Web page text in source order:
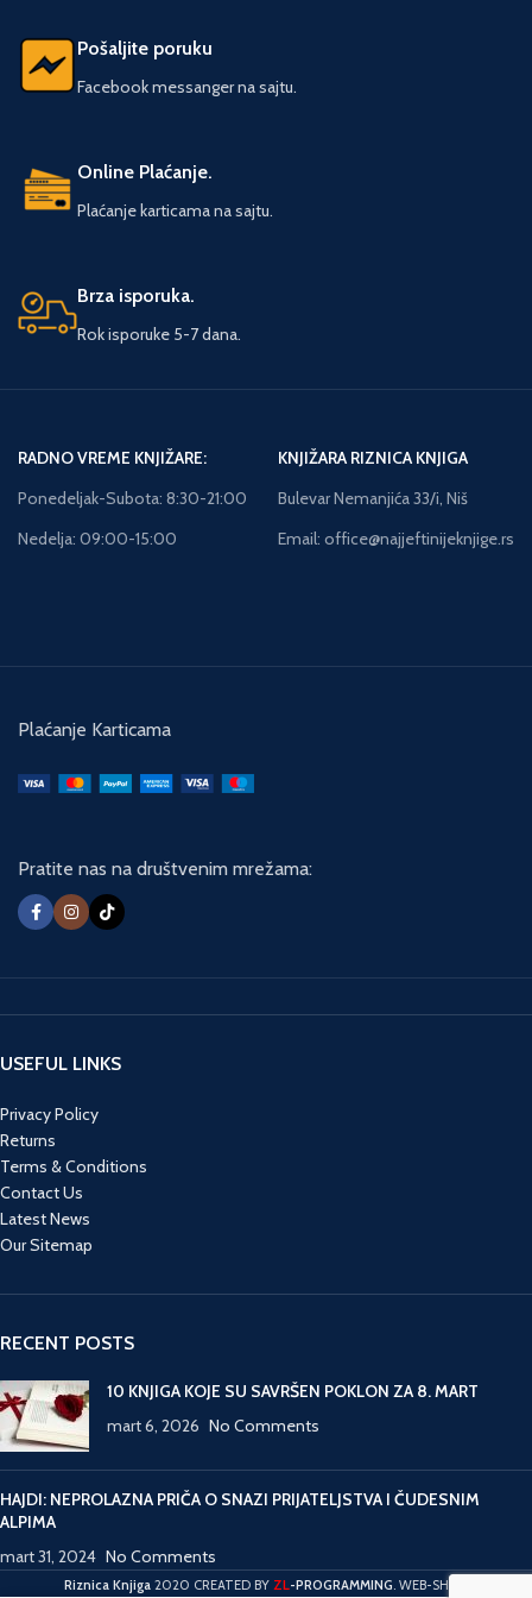
Pošaljite poruku
Facebook messanger na sajtu.
Online Plaćanje.
Plaćanje karticama na sajtu.
Brza isporuka.
Rok isporuke 5-7 dana.
RADNO VREME KNJIŽARE:
Ponedeljak-Subota: 8:30-21:00
Nedelja: 09:00-15:00
KNJIŽARA RIZNICA KNJIGA
Bulevar Nemanjića 33/i, Niš
Email: office@najjeftinijeknjige.rs
Plaćanje Karticama
Pratite nas na društvenim mrežama:
USEFUL LINKS
Privacy Policy
Returns
Terms & Conditions
Contact Us
Latest News
Our Sitemap
RECENT POSTS
10 KNJIGA KOJE SU SAVRŠEN POKLON ZA 8. MART
mart 6, 2026 No Comments
HAJDI: NEPROLAZNA PRIČA O SNAZI PRIJATELJSTVA I ČUDESNIM
ALPIMA
mart 31, 2024 No Comments
Riznica Knjiga 2020 CREATED BY ZL-PROGRAMMING. WEB-SHOP.